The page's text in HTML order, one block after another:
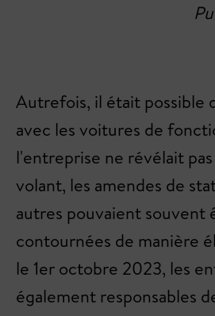
Autrefois, il était possible
avec les voitures de
l'entreprise ne révélait
volant, les amendes de
autres pouvaient souvent
contournées de manière
le 1er octobre 2023, les
également responsables